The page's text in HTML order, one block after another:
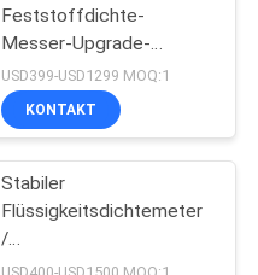
Feststoffdichte-
Messer-Upgrade-
Schaltkreis mit
Datenverbindungsdraht
USD399-USD1299 MOQ:1
KONTAKT
Stabiler
Flüssigkeitsdichtemeter
/
Konzentrationsmessgerät